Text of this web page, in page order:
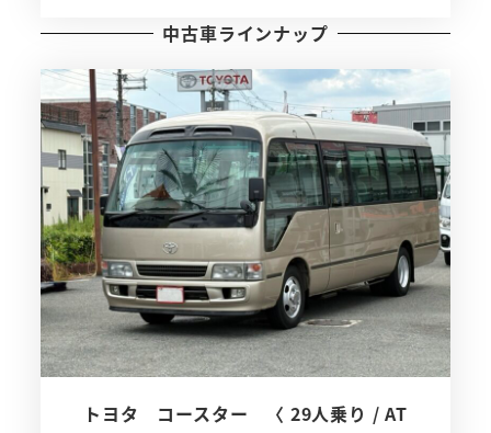
中古車ラインナップ
トヨタ コースター 〈 29人乗り / AT